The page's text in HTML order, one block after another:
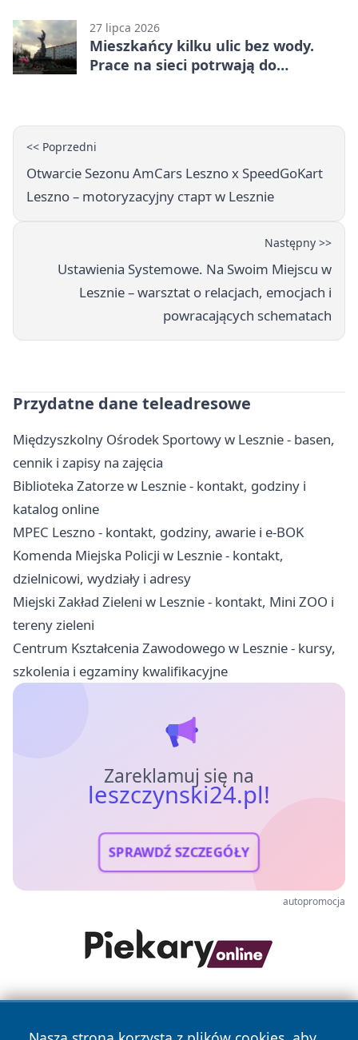
27 lipca 2026
Mieszkańcy kilku ulic bez wody.
Prace na sieci potrwają do
<< Poprzedni
Otwarcie Sezonu AmCars Leszno x SpeedGoKart
Leszno – motoryzacyjny старт w Lesznie
Następny >>
Ustawienia Systemowe. Na Swoim Miejscu w
Lesznie – warsztat o relacjach, emocjach i
powracających schematach
Przydatne dane teleadresowe
Międzyszkolny Ośrodek Sportowy w Lesznie - basen,
cennik i zapisy na zajęcia
Biblioteka Zatorze w Lesznie - kontakt, godziny i
katalog online
MPEC Leszno - kontakt, godziny, awarie i e-BOK
Komenda Miejska Policji w Lesznie - kontakt,
dzielnicowi, wydziały i adresy
Miejski Zakład Zieleni w Lesznie - kontakt, Mini ZOO i
tereny zieleni
Centrum Kształcenia Zawodowego w Lesznie - kursy,
szkolenia i egzaminy kwalifikacyjne
Zareklamuj się na
leszczynski24.pl!
SPRAWDŹ SZCZEGÓŁY
autopromocja